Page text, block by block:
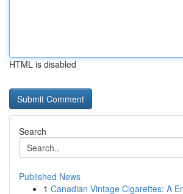
HTML is disabled
Search
Published News
1 Canadian Vintage Cigarettes: A